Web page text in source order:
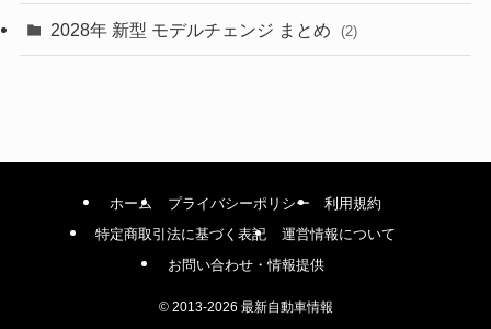
(1)
2028年 新型 モデルチェンジ まとめ (2)
ホーム プライバシーポリシー
利用規約
特定商取引法に基づく表記
運営情報について
お問い合わせ・情報提供
©2013-2026 最新自動車情報